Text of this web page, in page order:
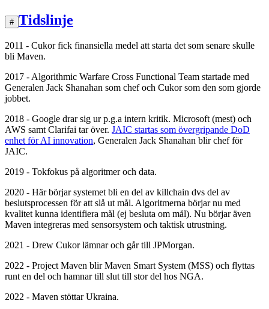
# Tidslinje
2011 - Cukor fick finansiella medel att starta det som senare skulle
bli Maven.
2017 - Algorithmic Warfare Cross Functional Team startade med
Generalen Jack Shanahan som chef och Cukor som den som gjorde
jobbet.
2018 - Google drar sig ur p.g.a intern kritik. Microsoft (mest) och
AWS samt Clarifai tar över. JAIC startas som övergripande DoD
enhet för AI innovation, Generalen Jack Shanahan blir chef för
JAIC.
2019 - Tokfokus på algoritmer och data.
2020 - Här börjar systemet bli en del av killchain dvs del av
beslutsprocessen för att slå ut mål. Algoritmerna börjar nu med
kvalitet kunna identifiera mål (ej besluta om mål). Nu börjar även
Maven integreras med sensorsystem och taktisk utrustning.
2021 - Drew Cukor lämnar och går till JPMorgan.
2022 - Project Maven blir Maven Smart System (MSS) och flyttas
runt en del och hamnar till slut till stor del hos NGA.
2022 - Maven stöttar Ukraina.